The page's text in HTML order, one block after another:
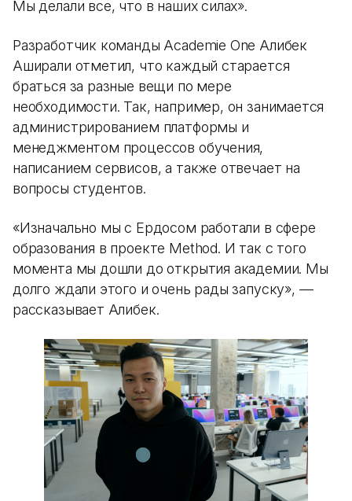
Мы делали все, что в наших силах».
Разработчик команды Academie One Алибек
Аширали отметил, что каждый старается
браться за разные вещи по мере
необходимости. Так, например, он занимается
администрированием платформы и
менеджментом процессов обучения,
написанием сервисов, а также отвечает на
вопросы студентов.
«Изначально мы с Ердосом работали в сфере
образования в проекте Method. И так с того
момента мы дошли до открытия академии. Мы
долго ждали этого и очень рады запуску», —
рассказывает Алибек.